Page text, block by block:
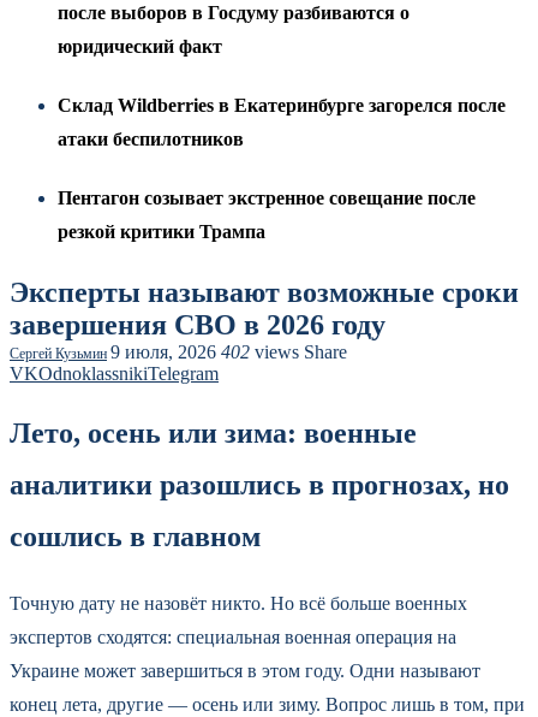
после выборов в Госдуму разбиваются о
юридический факт
Склад Wildberries в Екатеринбурге загорелся после
атаки беспилотников
Пентагон созывает экстренное совещание после
резкой критики Трампа
Эксперты называют возможные сроки
завершения СВО в 2026 году
Сергей Кузьмин 9 июля, 2026 402 views Share
VKOdnoklassnikiTelegram
Лето, осень или зима: военные
аналитики разошлись в прогнозах, но
сошлись в главном
Точную дату не назовёт никто. Но всё больше военных
экспертов сходятся: специальная военная операция на
Украине может завершиться в этом году. Одни называют
конец лета, другие — осень или зиму. Вопрос лишь в том, при